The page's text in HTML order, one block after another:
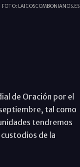
FOTO: LAICOSCOMBONIANOS.ES
de Oración por el
tal como
tendremos
de la